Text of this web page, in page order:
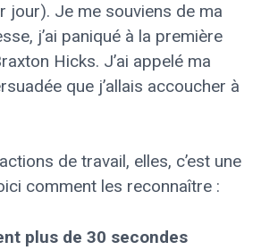
jour). Je me souviens de ma
j’ai paniqué à la première
Hicks. J’ai appelé ma
que j’allais accoucher à
de travail, elles, c’est une
comment les reconnaître :
plus de 30 secondes